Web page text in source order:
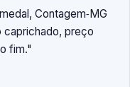
Contagem‑MG
caprichado, preço
fim.